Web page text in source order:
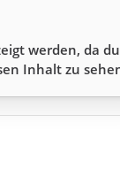
werden, da du
Inhalt zu